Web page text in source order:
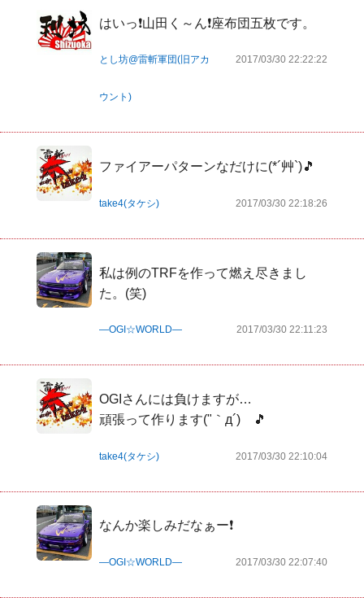
はいっ❗山田く～ん❗座布団五枚です。
とし坊@雷斬軍団(旧アカ
ウント)
2017/03/30 22:22:22
ファイアーパターンなだけに(*´艸`)🎵
take4(タケシ) 2017/03/30 22:18:26
私は例のTRFを作って燃え尽きまし
た。(笑)
―OGI☆WORLD― 2017/03/30 22:11:23
OGIさんには負けますが…
頑張って作ります("｀д´)ゞ🎵
take4(タケシ) 2017/03/30 22:10:04
なんか楽しみだなぁー❗
―OGI☆WORLD― 2017/03/30 22:07:40